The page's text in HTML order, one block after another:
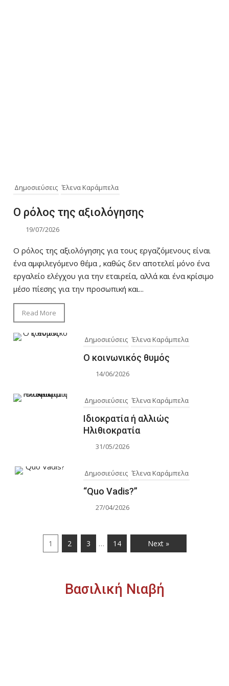
Δημοσιεύσεις Έλενα Καράμπελα
Ο ρόλος της αξιολόγησης
19/07/2026
Ο ρόλος της αξιολόγησης για τους εργαζόμενους είναι
ένα αμφιλεγόμενο θέμα , καθώς δεν αποτελεί μόνο ένα
εργαλείο ελέγχου για την εταιρεία, αλλά και ένα κρίσιμο
μέσο πίεσης για την προσωπική και...
Read More
Δημοσιεύσεις Έλενα Καράμπελα
Ο κοινωνικός θυμός
14/06/2026
Δημοσιεύσεις Έλενα Καράμπελα
Ιδιοκρατία ή αλλιώς
Ηλιθιοκρατία
31/05/2026
Δημοσιεύσεις Έλενα Καράμπελα
“Quo Vadis?”
27/04/2026
1 2 3 … 14 Next »
Βασιλική Νιαβή